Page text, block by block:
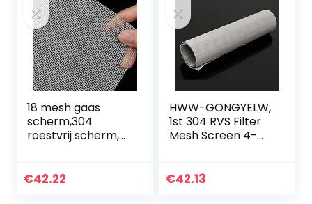
18 mesh gaas
scherm,304
roestvrij scherm,
gaas,anti muis
€42.22
HWW-GONGYELW,
1st 304 RVS Filter
Mesh Screen 4-
Metalen Draad
€42.13